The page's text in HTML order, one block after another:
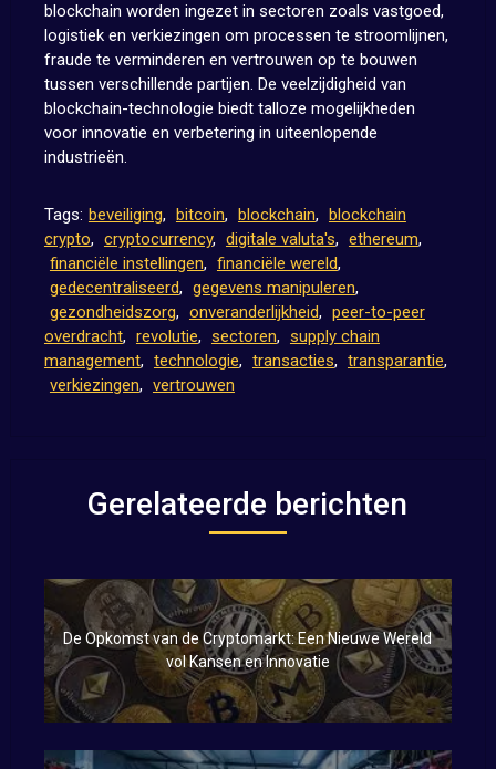
blockchain worden ingezet in sectoren zoals vastgoed,
logistiek en verkiezingen om processen te stroomlijnen,
fraude te verminderen en vertrouwen op te bouwen
tussen verschillende partijen. De veelzijdigheid van
blockchain-technologie biedt talloze mogelijkheden
voor innovatie en verbetering in uiteenlopende
industrieën.
Tags: beveiliging, bitcoin, blockchain, blockchain
crypto, cryptocurrency, digitale valuta's, ethereum,
financiële instellingen, financiële wereld,
gedecentraliseerd, gegevens manipuleren,
gezondheidszorg, onveranderlijkheid, peer-to-peer
overdracht, revolutie, sectoren, supply chain
management, technologie, transacties, transparantie,
verkiezingen, vertrouwen
Gerelateerde berichten
De Opkomst van de Cryptomarkt: Een Nieuwe Wereld
vol Kansen en Innovatie